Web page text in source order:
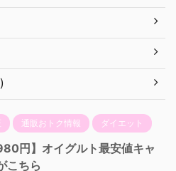
通販おトク情報 ダイエット
円】オイグルト最安値キャ
こちら